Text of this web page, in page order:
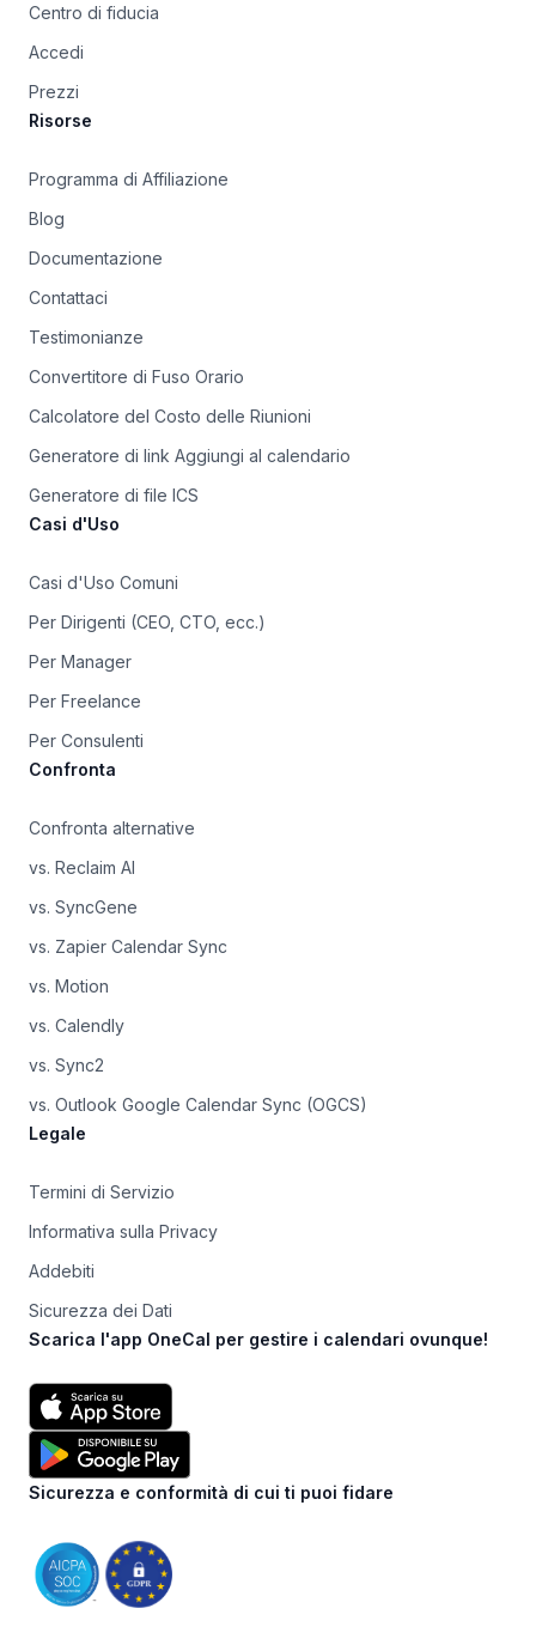
Centro di fiducia
Accedi
Prezzi
Risorse
Programma di Affiliazione
Blog
Documentazione
Contattaci
Testimonianze
Convertitore di Fuso Orario
Calcolatore del Costo delle Riunioni
Generatore di link Aggiungi al calendario
Generatore di file ICS
Casi d'Uso
Casi d'Uso Comuni
Per Dirigenti (CEO, CTO, ecc.)
Per Manager
Per Freelance
Per Consulenti
Confronta
Confronta alternative
vs. Reclaim AI
vs. SyncGene
vs. Zapier Calendar Sync
vs. Motion
vs. Calendly
vs. Sync2
vs. Outlook Google Calendar Sync (OGCS)
Legale
Termini di Servizio
Informativa sulla Privacy
Addebiti
Sicurezza dei Dati
Scarica l'app OneCal per gestire i calendari ovunque!
Sicurezza e conformità di cui ti puoi fidare